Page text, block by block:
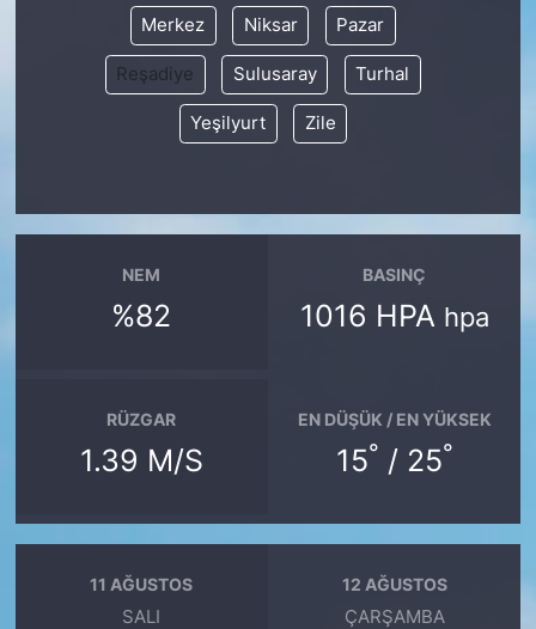
Merkez Niksar Pazar
Reşadiye Sulusaray Turhal
Yeşilyurt Zile
NEM
%82
BASINÇ
1016 HPA hpa
RÜZGAR
1.39 M/S
EN DÜŞÜK / EN YÜKSEK
15° / 25°
11 AĞUSTOS
SALI
12 AĞUSTOS
ÇARŞAMBA